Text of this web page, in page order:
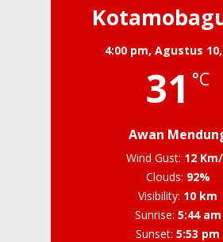
4:00 pm, Agustus 10,
31 °C
Awan
Wind Gust: 12
Clouds: 92%
Visibility: 10 km
Sunrise: 5:44 am
Sunset: 5:53 pm